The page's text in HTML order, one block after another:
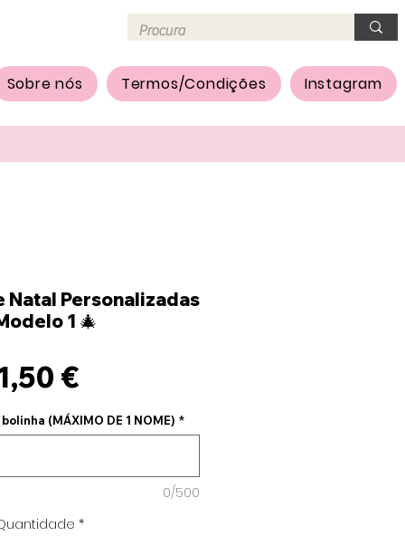
Sobre nós Termos/Condições Instagram
Natal Personalizadas
1 🎄
€Preço
(MÁXIMO DE 1 NOME) *
0/500
*